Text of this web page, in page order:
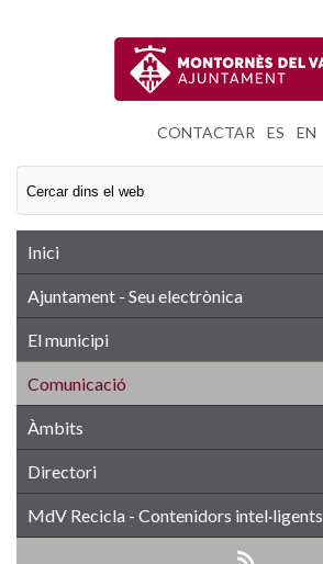
CONTACTAR ES EN
Inici
Ajuntament - Seu electrònica
El municipi
Comunicació
Àmbits
Directori
MdV Recicla - Contenidors intel·ligents